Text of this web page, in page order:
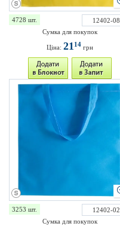
4728 шт.
12402-08
Сумка для покупок
Ціна: 2114 грн
3253 шт.
12402-02
Сумка для покупок